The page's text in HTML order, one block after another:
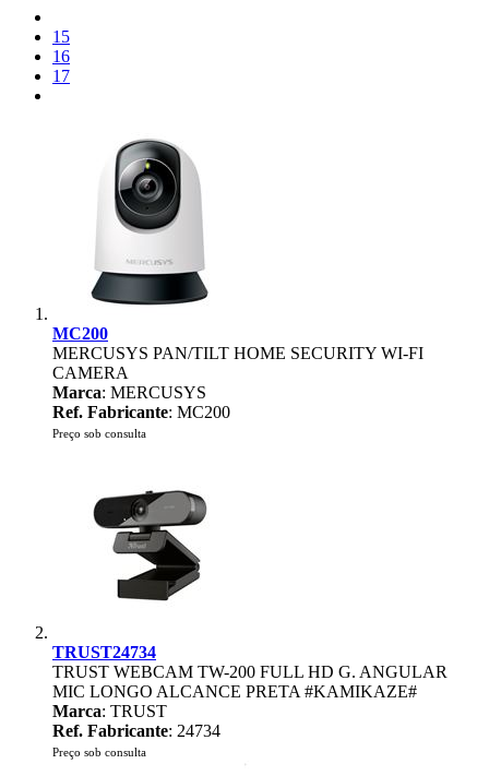
15
16
17
MC200
MERCUSYS PAN/TILT HOME SECURITY WI-FI
CAMERA
Marca: MERCUSYS
Ref. Fabricante: MC200
Preço sob consulta
TRUST24734
TRUST WEBCAM TW-200 FULL HD G. ANGULAR
MIC LONGO ALCANCE PRETA #KAMIKAZE#
Marca: TRUST
Ref. Fabricante: 24734
Preço sob consulta